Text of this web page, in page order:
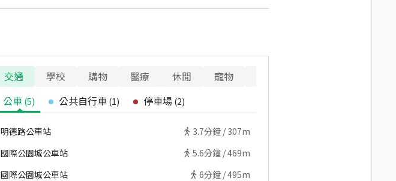
交通 學校 購物 醫療 休閒 寵物
公車 (5) 公共自行車 (1) 停車場 (2)
明德路公車站 3.7分鐘 / 307m
國際公園城公車站 5.6分鐘 /469m
國際公園城公車站 6分鐘 /495m